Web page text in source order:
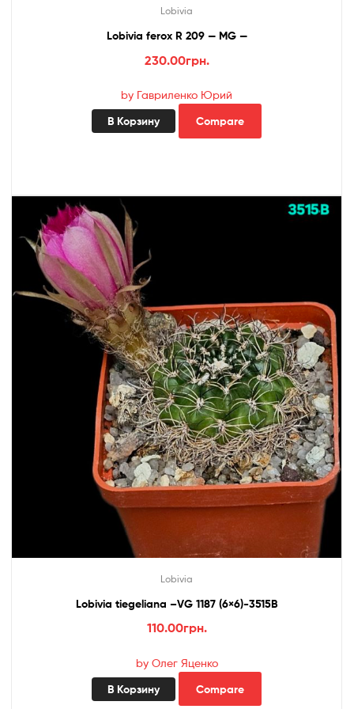
Lobivia
Lobivia ferox R 209 — MG —
230.00грн.
by Гавриленко Юрий
В Корзину Compare
Lobivia
Lobivia tiegeliana –VG 1187 (6×6)-3515B
110.00грн.
by Олег Яценко
В Корзину Compare